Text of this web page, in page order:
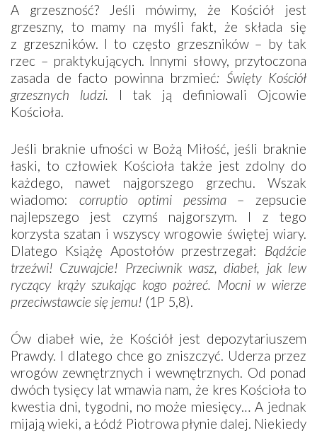
A grzeszność? Jeśli mówimy, że Kościół jest
grzeszny, to mamy na myśli fakt, że składa się
z grzeszników. I to często grzeszników – by tak
rzec – praktykujących. Innymi słowy, przytoczona
zasada de facto powinna brzmieć: Święty Kościół
grzesznych ludzi. I tak ją definiowali Ojcowie
Kościoła.
Jeśli braknie ufności w Bożą Miłość, jeśli braknie
łaski, to człowiek Kościoła także jest zdolny do
każdego, nawet najgorszego grzechu. Wszak
wiadomo: corruptio optimi pessima– zepsucie
najlepszego jest czymś najgorszym. I z tego
korzysta szatan i wszyscy wrogowie świętej wiary.
Dlatego Książę Apostołów przestrzegał: Bądźcie
trzeźwi! Czuwajcie! Przeciwnik wasz, diabeł, jak lew
ryczący krąży szukając kogo pożreć. Mocni w wierze
przeciwstawcie się jemu! (1P 5,8).
Ów diabeł wie, że Kościół jest depozytariuszem
Prawdy. I dlatego chce go zniszczyć. Uderza przez
wrogów zewnętrznych i wewnętrznych. Od ponad
dwóch tysięcy lat wmawia nam, że kres Kościoła to
kwestia dni, tygodni, no może miesięcy… A jednak
mijają wieki, a Łódź Piotrowa płynie dalej. Niekiedy